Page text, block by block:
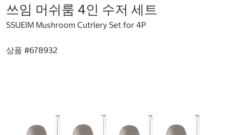
쓰임 머쉬룸 4인 수저 세트
SSUEIM Mushroom Cutrlery Set for 4P
상품 #678932